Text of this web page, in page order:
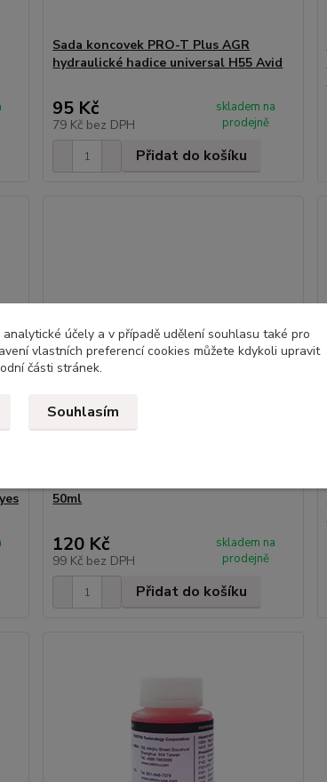
Sada koncovek PRO-T Plus AGR
hydraulické hadice universal H55 Avid
95 Kč
79 Kč bez DPH
skladem na
prodejně
Přidat do košíku
50ml
120 Kč
99 Kč bez DPH
skladem na
prodejně
Přidat do košíku
účely a v případě udělení souhlasu také pro
vlastních preferencí cookies můžete kdykoli upravit
části stránek.
Souhlasím